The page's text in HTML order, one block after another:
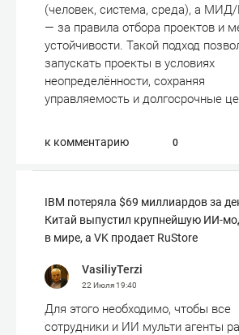
(человек, система, среда), а
— за правила отбора проектов и
устойчивости. Такой подход
запускать проекты в условиях
неопределённости, сохраняя
управляемость и долгосрочные
к комментарию 0
IBM потеряла $69 миллиардов за
Китай выпустил крупнейшую ИИ-
в мире, а VK продает RuStore
VasiliyTerzi
22 Июля19:40
Для этого необходимо, чтобы все
сотрудники и ИИ мульти агенты